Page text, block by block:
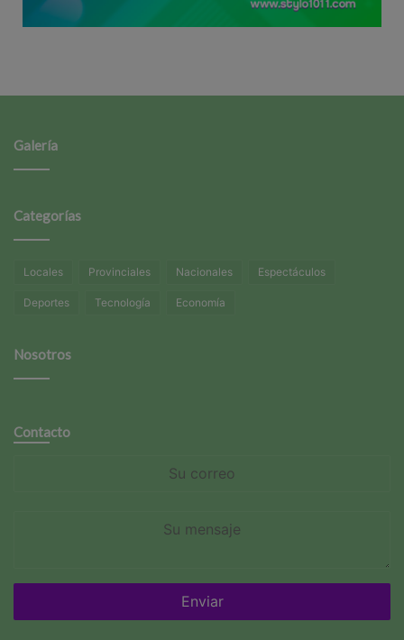
Galería
Categorías
Locales Provinciales Nacionales Espectáculos
Deportes Tecnología Economía
Nosotros
Contacto